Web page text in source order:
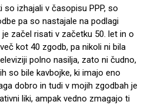
izhajali v časopisu PPP, so
pa so nastajale na podlagi
začel risati v začetku 50. let in o
kot 40 zgodb, pa nikoli ni bila
polno nasilja, zato ni čudno,
so bile kavbojke, ki imajo eno
dobro in tudi v mojih zgodbah je
liki, ampak vedno zmagajo ti